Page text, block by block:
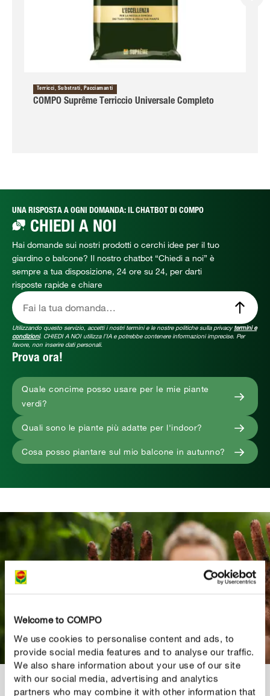
Welcome to COMPO
We use cookies to personalise content and ads, to
provide social media features and to analyse our traffic.
We also share information about your use of our site
with our social media, advertising and analytics
partners who may combine it with other information that
Terricci, Substrati, Pacciamanti
COMPO Suprême Terriccio Universale Completo
UNA RISPOSTA A OGNI DOMANDA: IL CHATBOT DI COMPO
CHIEDI A NOI
Hai domande sui nostri prodotti o cerchi idee per il tuo
giardino o balcone? Il nostro chatbot “Chiedi a noi” è
sempre a tua disposizione, 24 ore su 24, per darti
risposte rapide e chiare
Fai la tua domanda…
Utilizzando questo servizio, accetti i nostri termini e le nostre politiche sulla privacy termini e
condizioni. CHIEDI A NOI utilizza l’IA e potrebbe contenere informazioni imprecise. Per
favore, non inserire dati personali.
Prova ora!
Quale concime posso usare per le mie piante
verdi?
Quali sono le piante più adatte per l'indoor?
Cosa posso piantare sul mio balcone in autunno?
COMPO BIO AQUA DEPOT - LA SOLUZIONE IN CASO